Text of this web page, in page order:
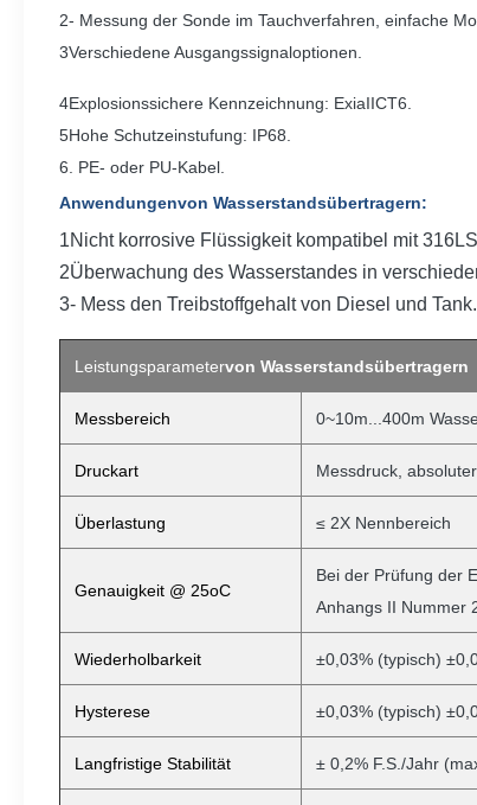
2- Messung der Sonde im Tauchverfahren, einfache
3Verschiedene Ausgangssignaloptionen.
4Explosionssichere Kennzeichnung: ExiaIICT6.
5Hohe Schutzeinstufung: IP68.
6. PE- oder PU-Kabel.
Anwendungenvon Wasserstandsübertragern:
1Nicht korrosive Flüssigkeit kompatibel mit
2Überwachung des Wasserstandes in
3- Mess den Treibstoffgehalt von Diesel und Tank.
Leistungsparametervon Wasserstandsübertragern
Messbereich 0~10m...400m
Druckart Messdruck,
Überlastung ≤ 2X Nennbereich
Genauigkeit @ 25oC
Bei der Prüfung der
Anhangs II Nummer
Wiederholbarkeit ±0,03% (typisch)
Hysterese ±0,03% (typisch)
Langfristige Stabilität ± 0,2% F.S./Jahr